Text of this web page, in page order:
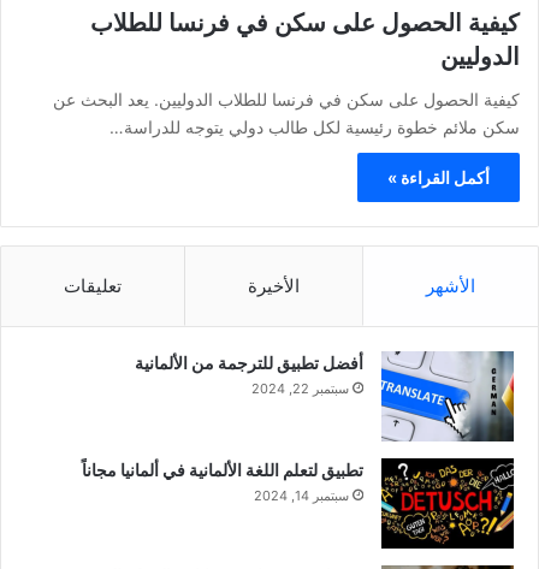
كيفية الحصول على سكن في فرنسا للطلاب
الدوليين
كيفية الحصول على سكن في فرنسا للطلاب الدوليين. يعد البحث عن
سكن ملائم خطوة رئيسية لكل طالب دولي يتوجه للدراسة…
أكمل القراءة »
الأشهر الأخيرة تعليقات
أفضل تطبيق للترجمة من الألمانية
سبتمبر 22, 2024
تطبيق لتعلم اللغة الألمانية في ألمانيا مجاناً
سبتمبر 14, 2024